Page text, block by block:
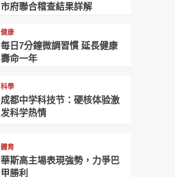
市府聯合稽查結果詳解
健康
每日7分鐘微調習慣 延長健康
壽命一年
科學
成都中学科技节：硬核体验激
发科学热情
體育
華斯高主場表現強勢，力爭巴
甲勝利